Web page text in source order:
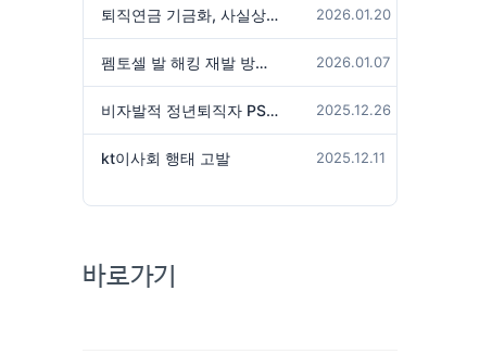
퇴직연금 기금화, 사실상 국가가 관리하겠다는 것인가? 2026.01.20
펨토셀 발 해킹 재발 방지 위해서는 2026.01.07
비자발적 정년퇴직자 PS성과급 미지급은 임금체불 아닌가? 2025.12.26
kt이사회 행태 고발 2025.12.11
바로가기